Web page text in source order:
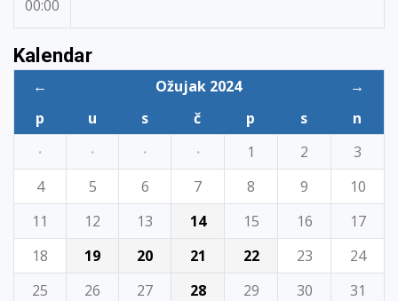
00:00
Kalendar
← Ožujak 2024
→
p
u s č p s
n
·
· · · 1 2
3
4
5 6 7 8 9
10
11
12 13 14 15 16
17
18
19 20 21 22 23
24
25
26 27 28 29 30 31